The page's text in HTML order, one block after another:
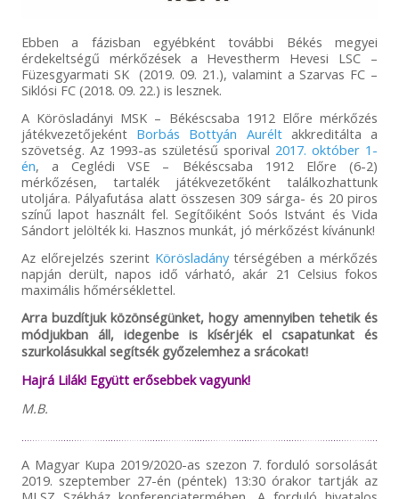
Ebben a fázisban egyébként további Békés megyei
érdekeltségű mérkőzések a Hevestherm Hevesi LSC –
Füzesgyarmati SK (2019. 09. 21.), valamint a Szarvas FC –
Siklósi FC (2018. 09. 22.) is lesznek.
A Körösladányi MSK – Békéscsaba 1912 Előre mérkőzés
játékvezetőjeként Borbás Bottyán Auréltakkreditálta a
szövetség. Az 1993-as születésű sporival 2017. október 1-
én, a Ceglédi VSE – Békéscsaba 1912 Előre (6-2)
mérkőzésen, tartalék játékvezetőként találkozhattunk
utoljára. Pályafutása alatt összesen 309 sárga- és 20 piros
színű lapot használt fel. Segítőiként Soós Istvánt és Vida
Sándort jelölték ki. Hasznos munkát, jó mérkőzést kívánunk!
Az előrejelzés szerint Körösladánytérségében a mérkőzés
napján derült, napos idő várható, akár 21 Celsius fokos
maximális hőmérséklettel.
Arra buzdítjuk közönségünket, hogy amennyiben tehetik és
módjukban áll, idegenbe is kísérjék el csapatunkat és
szurkolásukkal segítsék győzelemhez a srácokat!
Hajrá Lilák! Együtt erősebbek vagyunk!
M.B.
A Magyar Kupa 2019/2020-as szezon 7. forduló sorsolását
2019. szeptember 27-én (péntek) 13:30 órakor tartják az